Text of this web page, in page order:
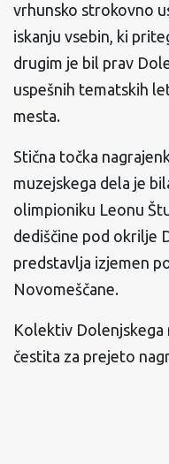
vrhunsko strokovno
iskanju vsebin, ki
drugim je bil prav
uspešnih tematskih
mesta.
Stična točka
muzejskega dela je
olimpioniku Leonu
dediščine pod okrilje
predstavlja izjemen
Novomeščane.
Kolektiv
čestita za prejeto